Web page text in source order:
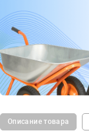
Описание товара